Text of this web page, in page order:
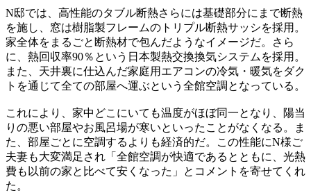
N邸では、高性能のタブル断熱さらには基礎部分にまで断熱
を施し、窓は樹脂製フレームのトリプル断熱サッシを採用。
家全体をまるごと断熱材で包んだようなイメージだ。さら
に、熱回収率90％という日本製熱交換換気システムを採用。
また、天井裏に仕込んだ家庭用エアコンの冷気・暖気をダク
トを通じて全ての部屋へ運ぶという全館空調となっている。
これにより、家中どこにいても温度がほぼ同一となり、陽当
りの悪い部屋やお風呂場が寒いといったことがなくなる。ま
た、部屋ごとに空調するよりも経済的だ。この性能にN様ご
夫妻も大変満足され「全館空調が快適であるとともに、光熱
費も以前の家と比べて安くなった」とコメントを寄せてくれ
た。